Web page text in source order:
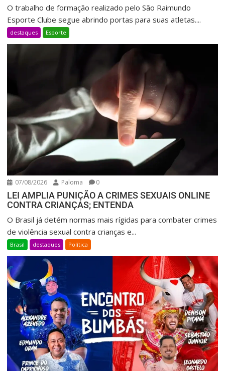
O trabalho de formação realizado pelo São Raimundo
Esporte Clube segue abrindo portas para suas atletas....
destaques Esporte
07/08/2026 Paloma 0
LEI AMPLIA PUNIÇÃO A CRIMES SEXUAIS ONLINE
CONTRA CRIANÇAS; ENTENDA
O Brasil já detém normas mais rígidas para combater crimes
de violência sexual contra crianças e...
Brasil destaques Política